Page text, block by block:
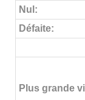
Nul:
Défaite:
Plus grande